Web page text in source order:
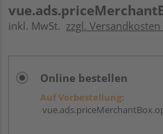
inkl. MwSt. zzgl.
Online bestellen
Auf Vorbestellung: